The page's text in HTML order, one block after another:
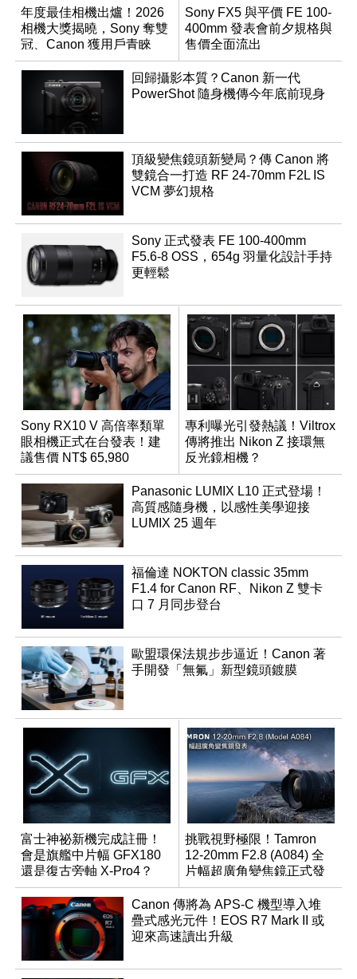
年度最佳相機出爐！2026
相機大獎揭曉，Sony 奪雙
冠、Canon 獲用戶青睞
Sony FX5 與平價 FE 100-
400mm 發表會前夕規格與
售價全面流出
回歸攝影本質？Canon 新一代
PowerShot 隨身機傳今年底前現身
頂級變焦鏡頭新變局？傳 Canon 將
雙鏡合一打造 RF 24-70mm F2L IS
VCM 夢幻規格
Sony 正式發表 FE 100-400mm
F5.6-8 OSS，654g 羽量化設計手持
更輕鬆
Sony RX10 V 高倍率類單
眼相機正式在台發表！建
議售價 NT$ 65,980
專利曝光引發熱議！Viltrox
傳將推出 Nikon Z 接環無
反光鏡相機？
Panasonic LUMIX L10 正式登場！
高質感隨身機，以感性美學迎接
LUMIX 25 週年
福倫達 NOKTON classic 35mm
F1.4 for Canon RF、Nikon Z 雙卡
口 7 月同步登台
歐盟環保法規步步逼近！Canon 著
手開發「無氟」新型鏡頭鍍膜
富士神祕新機完成註冊！
會是旗艦中片幅 GFX180
還是復古旁軸 X-Pro4？
挑戰視野極限！Tamron
12-20mm F2.8 (A084) 全
片幅超廣角變焦鏡正式發
表
Canon 傳將為 APS-C 機型導入堆
疊式感光元件！EOS R7 Mark II 或
迎來高速讀出升級